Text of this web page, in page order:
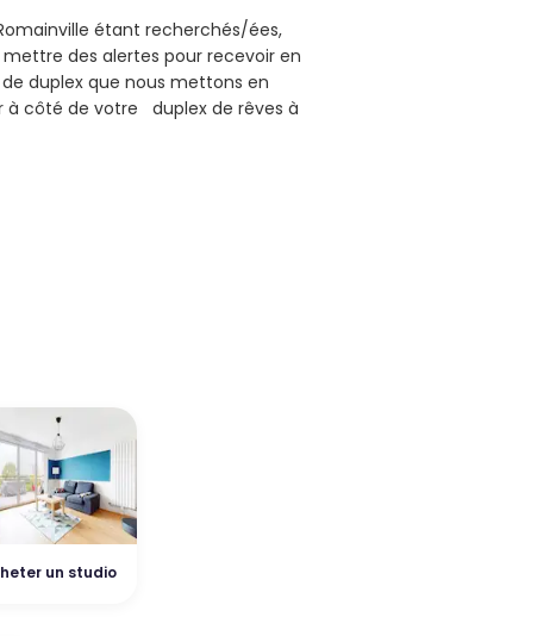
étant recherchés/ées,
des alertes pour recevoir en
duplex que nous mettons en
à côté de votre duplex de rêves à
un studio